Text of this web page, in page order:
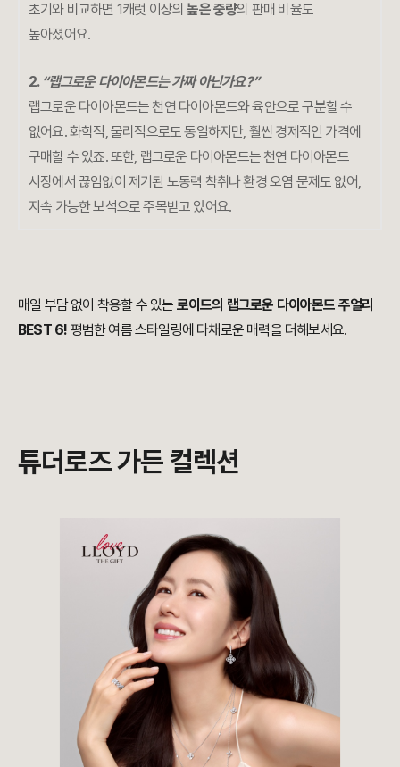
초기와 비교하면 1캐럿 이상의높은 중량의 판매 비율도
높아졌어요.
2. “랩그로운 다이아몬드는 가짜 아닌가요?”
랩그로운 다이아몬드는 천연 다이아몬드와 육안으로 구분할 수
없어요. 화학적, 물리적으로도 동일하지만, 훨씬 경제적인 가격에
구매할 수 있죠. 또한, 랩그로운 다이아몬드는 천연 다이아몬드
시장에서 끊임없이 제기된 노동력 착취나 환경 오염 문제도 없어,
지속 가능한 보석으로 주목받고 있어요.
매일 부담 없이 착용할 수 있는 로이드의 랩그로운 다이아몬드 주얼리
BEST 6! 평범한 여름 스타일링에 다채로운 매력을 더해보세요.
튜더로즈 가든 컬렉션